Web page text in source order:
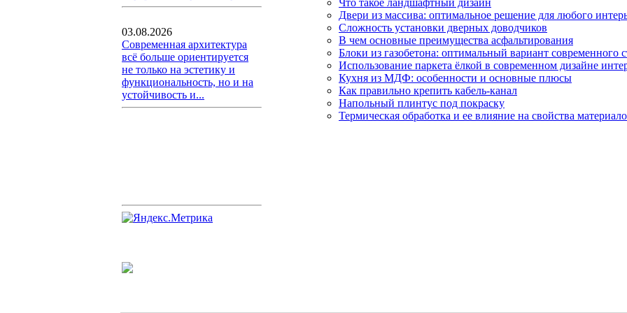
03.08.2026
Современная архитектура
всё больше ориентируется
не только на эстетику и
функциональность, но и на
устойчивость и...
Двери из массива: оптимальное решение для любого
Сложность установки дверных доводчиков
В чем основные преимущества асфальтирования
Блоки из газобетона: оптимальный вариант современного
Использование паркета ёлкой в современном дизайне
Кухня из МДФ: особенности и основные плюсы
Как правильно крепить кабель-канал
Напольный плинтус под покраску
Термическая обработка и ее влияние на свойства